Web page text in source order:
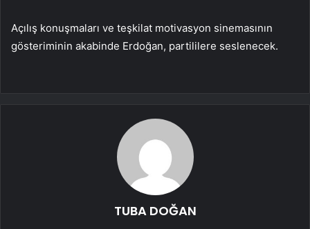
Açılış konuşmaları ve teşkilat motivasyon sinemasının
gösteriminin akabinde Erdoğan, partililere seslenecek.
TUBA DOĞAN